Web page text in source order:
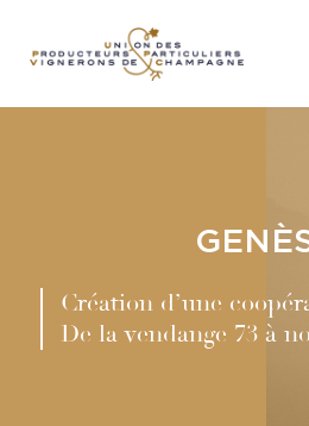
Création d’une
De la vendange 73 à